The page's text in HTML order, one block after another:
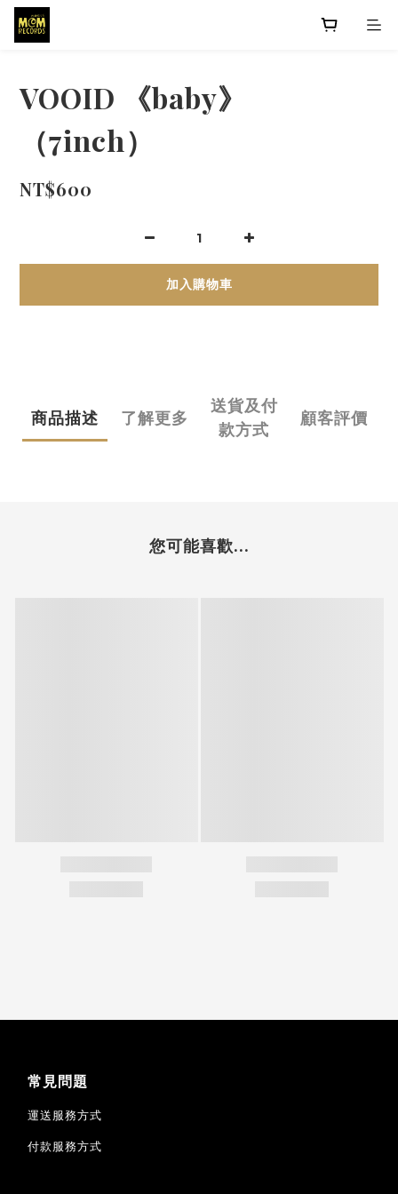
VOOID 《baby》
（7inch）
NT$600
加入購物車
商品描述 了解更多
送貨及付
款方式
顧客評價
您可能喜歡...
常見問題
運送服務方式
付款服務方式